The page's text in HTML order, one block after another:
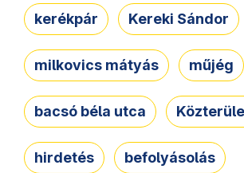
kerékpár Kereki Sándor
milkovics mátyás műjég
bacsó béla utca
hirdetés befolyásolás